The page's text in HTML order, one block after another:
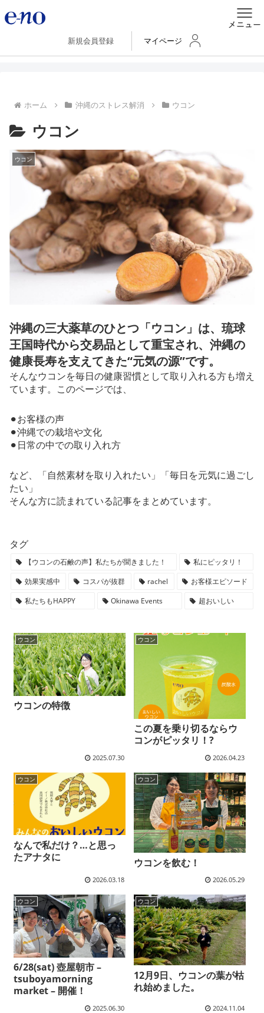
新規会員登録 マイページ
ホーム 沖縄のストレス解消 ウコン
ウコン
ウコン
沖縄の三大薬草のひとつ「ウコン」は、琉球
王国時代から交易品として重宝され、沖縄の
健康長寿を支えてきた“元気の源”です。
そんなウコンを毎日の健康習慣として取り入れる方も増え
ています。このページでは、
⚫︎お客様の声
⚫︎沖縄での栽培や文化
⚫︎日常の中での取り入れ方
など、「自然素材を取り入れたい」「毎日を元気に過ごし
たい」
そんな方に読まれている記事をまとめています。
タグ
【ウコンの石鹸の声】私たちが聞きました！
私にピッタリ！
効果実感中
コスパが抜群 rachel
お客様エピソード
私たちもHAPPY
Okinawa Events 超おいしい
ウコン
ウコンの特徴
2025.07.30
ウコン
この夏を乗り切るならウ
コンがピッタリ！?
2026.04.23
ウコン
なんで私だけ？…と思っ
たアナタに
2026.03.18
ウコン
ウコンを飲む！
2026.05.29
ウコン
6/28(sat) 壺屋朝市 –
tsuboyamorning
market – 開催！
2025.06.30
ウコン
12月9日、ウコンの葉が枯
れ始めました。
2024.11.04